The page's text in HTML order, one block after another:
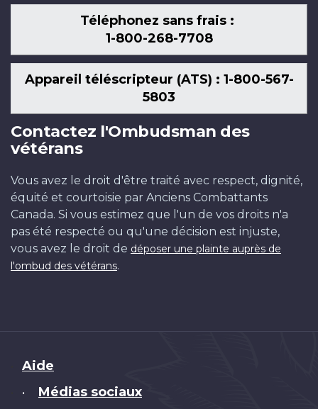
Téléphonez sans frais :
1-800-268-7708
Appareil téléscripteur (ATS) : 1-800-567-
5803
Contactez l'Ombudsman des
vétérans
Vous avez le droit d'être traité avec respect, dignité,
équité et courtoisie par Anciens Combattants
Canada. Si vous estimez que l'un de vos droits n'a
pas été respecté ou qu'une décision est injuste,
vous avez le droit de déposer une plainte auprès de
l'ombud des vétérans.
Brand
Aide
• Médias sociaux